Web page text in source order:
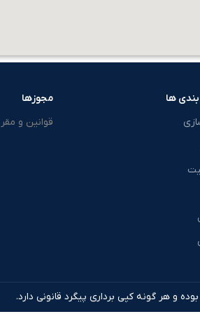
ها
مجوزها
قوانین و
و هر گونه کپی برداری پیگرد قانونی دارد.